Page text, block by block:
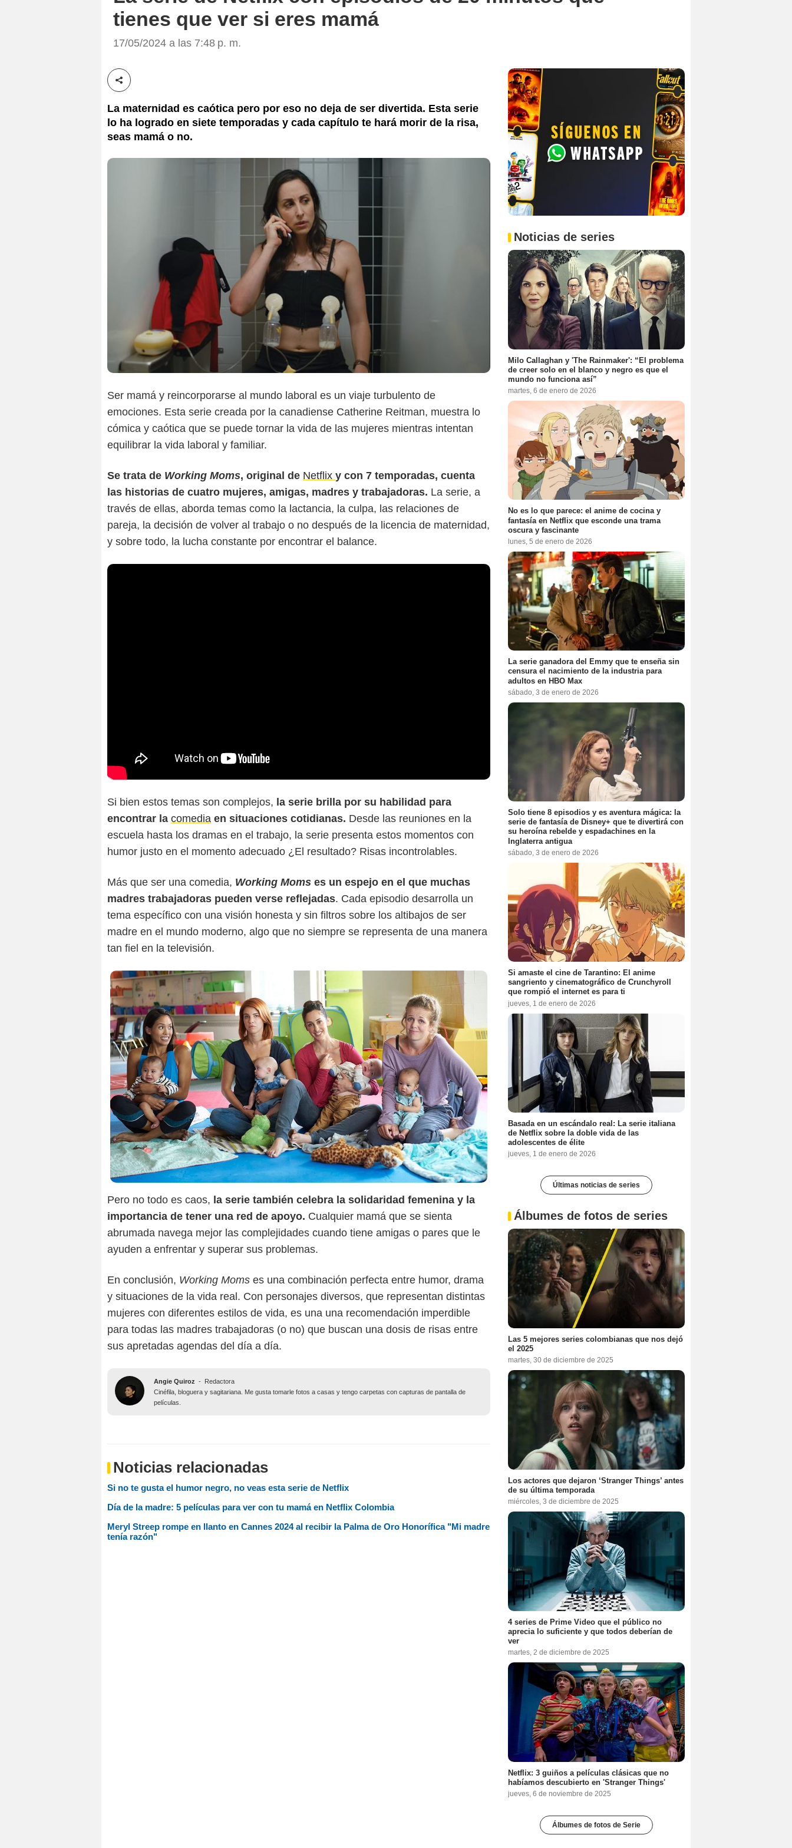
tienes que ver si eres mamá
17/05/2024 a las 7:48 p. m.
Compartir esta noticia
La maternidad es caótica pero por eso no deja de ser divertida. Esta serie
lo ha logrado en siete temporadas y cada capítulo te hará morir de la risa,
seas mamá o no.
Ser mamá y reincorporarse al mundo laboral es un viaje turbulento de
emociones. Esta serie creada por la canadiense Catherine Reitman, muestra lo
cómica y caótica que se puede tornar la vida de las mujeres mientras intentan
equilibrar la vida laboral y familiar.
Se trata de Working Moms, original de Netflix y con 7 temporadas, cuenta
las historias de cuatro mujeres, amigas, madres y trabajadoras. La serie, a
través de ellas, aborda temas como la lactancia, la culpa, las relaciones de
pareja, la decisión de volver al trabajo o no después de la licencia de maternidad,
y sobre todo, la lucha constante por encontrar el balance.
Si bien estos temas son complejos, la serie brilla por su habilidad para
encontrar la comedia en situaciones cotidianas. Desde las reuniones en la
escuela hasta los dramas en el trabajo, la serie presenta estos momentos con
humor justo en el momento adecuado ¿El resultado? Risas incontrolables.
Más que ser una comedia, Working Moms es un espejo en el que muchas
madres trabajadoras pueden verse reflejadas. Cada episodio desarrolla un
tema específico con una visión honesta y sin filtros sobre los altibajos de ser
madre en el mundo moderno, algo que no siempre se representa de una manera
tan fiel en la televisión.
Pero no todo es caos, la serie también celebra la solidaridad femenina y la
importancia de tener una red de apoyo. Cualquier mamá que se sienta
abrumada navega mejor las complejidades cuando tiene amigas o pares que le
ayuden a enfrentar y superar sus problemas.
En conclusión, Working Moms es una combinación perfecta entre humor, drama
y situaciones de la vida real. Con personajes diversos, que representan distintas
mujeres con diferentes estilos de vida, es una una recomendación imperdible
para todas las madres trabajadoras (o no) que buscan una dosis de risas entre
sus apretadas agendas del día a día.
Angie Quiroz - Redactora
Cinéfila, bloguera y sagitariana. Me gusta tomarle fotos a casas y tengo carpetas con capturas de pantalla de
películas.
Noticias relacionadas
Si no te gusta el humor negro, no veas esta serie de Netflix
Día de la madre: 5 películas para ver con tu mamá en Netflix Colombia
Meryl Streep rompe en llanto en Cannes 2024 al recibir la Palma de Oro Honorífica "Mi madre
tenía razón"
Noticias de series
Milo Callaghan y 'The Rainmaker': “El problema
de creer solo en el blanco y negro es que el
mundo no funciona así”
martes, 6 de enero de 2026
No es lo que parece: el anime de cocina y
fantasía en Netflix que esconde una trama
oscura y fascinante
lunes, 5 de enero de 2026
La serie ganadora del Emmy que te enseña sin
censura el nacimiento de la industria para
adultos en HBO Max
sábado, 3 de enero de 2026
Solo tiene 8 episodios y es aventura mágica: la
serie de fantasía de Disney+ que te divertirá con
su heroína rebelde y espadachines en la
Inglaterra antigua
sábado, 3 de enero de 2026
Si amaste el cine de Tarantino: El anime
sangriento y cinematográfico de Crunchyroll
que rompió el internet es para ti
jueves, 1 de enero de 2026
Basada en un escándalo real: La serie italiana
de Netflix sobre la doble vida de las
adolescentes de élite
jueves, 1 de enero de 2026
Últimas noticias de series
Álbumes de fotos de series
Las 5 mejores series colombianas que nos dejó
el 2025
martes, 30 de diciembre de 2025
Los actores que dejaron ‘Stranger Things’ antes
de su última temporada
miércoles, 3 de diciembre de 2025
4 series de Prime Video que el público no
aprecia lo suficiente y que todos deberían de
ver
martes, 2 de diciembre de 2025
Netflix: 3 guiños a películas clásicas que no
habíamos descubierto en 'Stranger Things'
jueves, 6 de noviembre de 2025
Álbumes de fotos de Serie